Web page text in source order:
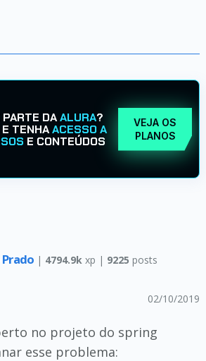
PARTE DAALURA?
TENHAACESSO A
E CONTEÚDOS
VEJA OS
PLANOS
| 4794.9k xp | 9225 posts
02/10/2019
no projeto do spring
esse problema: